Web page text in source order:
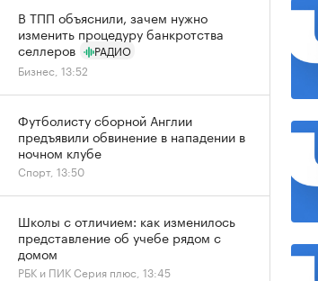
В ТПП объяснили, зачем нужно
изменить процедуру банкротства
селлеров
РАДИО
Бизнес, 13:52
Футболисту сборной Англии
предъявили обвинение в нападении в
ночном клубе
Спорт, 13:50
Школы с отличием: как изменилось
представление об учебе рядом с
домом
РБК и ПИК Серия плюс, 13:45